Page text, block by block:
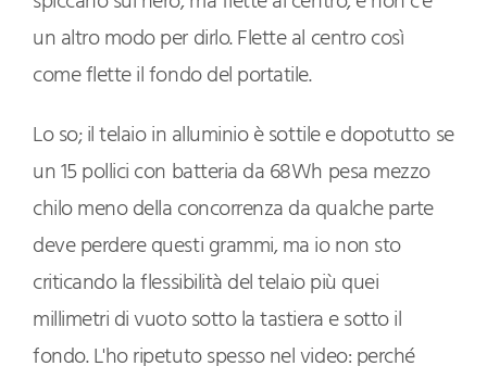
un altro modo per dirlo. Flette al centro così
come flette il fondo del portatile.
Lo so; il telaio in alluminio è sottile e dopotutto se
un 15 pollici con batteria da 68Wh pesa mezzo
chilo meno della concorrenza da qualche parte
deve perdere questi grammi, ma io non sto
criticando la flessibilità del telaio più quei
millimetri di vuoto sotto la tastiera e sotto il
fondo. L'ho ripetuto spesso nel video: perché